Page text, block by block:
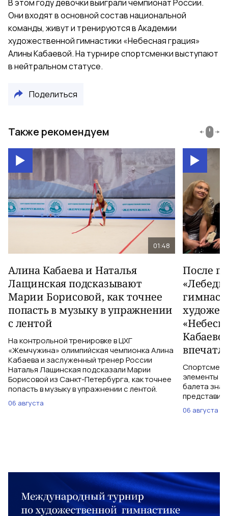
В этом году девочки выиграли чемпионат России.
Они входят в основной состав национальной
команды, живут и тренируются в Академии
художественной гимнастики «Небесная грация»
Алины Кабаевой. На турнире спортсменки выступают
в нейтральном статусе.
Поделиться
Также рекомендуем
01:48
Алина Кабаева и Наталья
Лащинская подсказывают
Марии Борисовой, как точнее
попасть в музыку в упражнении
с лентой
На контрольной тренировке в ЦХГ
«Жемчужина» олимпийская чемпионка Алина
Кабаева и заслуженный тренер России
Наталья Лащинская подсказали Марии
Борисовой из Санкт-Петербурга, как точнее
попасть в музыку в упражнении с лентой.
06 августа
После
элементы
балета
06 августа